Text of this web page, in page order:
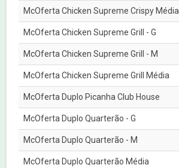
McOferta Chicken Supreme Crispy Média
McOferta Chicken Supreme Grill - G
McOferta Chicken Supreme Grill - M
McOferta Chicken Supreme Grill Média
McOferta Duplo Picanha Club House
McOferta Duplo Quarterão - G
McOferta Duplo Quarterão - M
McOferta Duplo Quarterão Média